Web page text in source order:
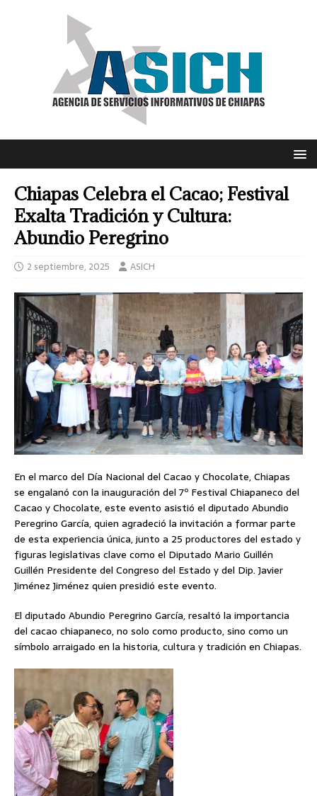
Chiapas Celebra el Cacao; Festival
Exalta Tradición y Cultura:
Abundio Peregrino
2 septiembre, 2025 ASICH
En el marco del Día Nacional del Cacao y Chocolate, Chiapas
se engalanó con la inauguración del 7º Festival Chiapaneco del
Cacao y Chocolate, este evento asistió el diputado Abundio
Peregrino García, quien agradeció la invitación a formar parte
de esta experiencia única, junto a 25 productores del estado y
figuras legislativas clave como el Diputado Mario Guillén
Guillén Presidente del Congreso del Estado y del Dip. Javier
Jiménez Jiménez quien presidió este evento.
El diputado Abundio Peregrino García, resaltó la importancia
del cacao chiapaneco, no solo como producto, sino como un
símbolo arraigado en la historia, cultura y tradición en Chiapas.